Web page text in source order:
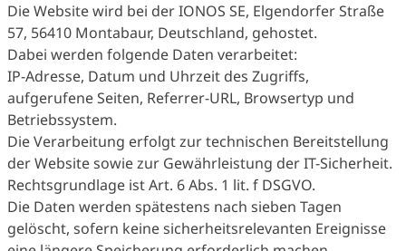
Die Website wird bei der IONOS SE, Elgendorfer Straße
57, 56410 Montabaur, Deutschland, gehostet.
Dabei werden folgende Daten verarbeitet:
IP-Adresse, Datum und Uhrzeit des Zugriffs,
aufgerufene Seiten, Referrer-URL, Browsertyp und
Betriebssystem.
Die Verarbeitung erfolgt zur technischen Bereitstellung
der Website sowie zur Gewährleistung der IT-Sicherheit.
Rechtsgrundlage ist Art. 6 Abs. 1 lit. f DSGVO.
Die Daten werden spätestens nach sieben Tagen
gelöscht, sofern keine sicherheitsrelevanten Ereignisse